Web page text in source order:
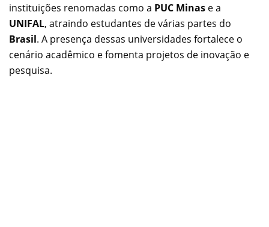
instituições renomadas como a PUC Minas e a
UNIFAL, atraindo estudantes de várias partes do
Brasil. A presença dessas universidades fortalece o
cenário acadêmico e fomenta projetos de inovação e
pesquisa.